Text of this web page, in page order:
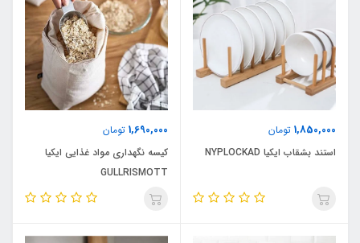
1,850,000 تومان
استند بشقاب ایکیا NYPLOCKAD
1,690,000 تومان
کیسه نگهداری مواد غذایی ایکیا
GULLRISMOTT